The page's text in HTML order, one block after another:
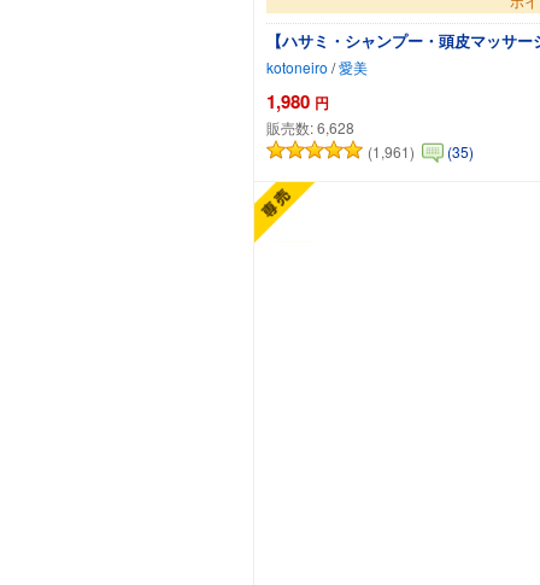
【ハサミ・シャンプー・頭皮マッサ
kotoneiro /愛美
1,980 円
販売数:6,628
(1,961)
(35)